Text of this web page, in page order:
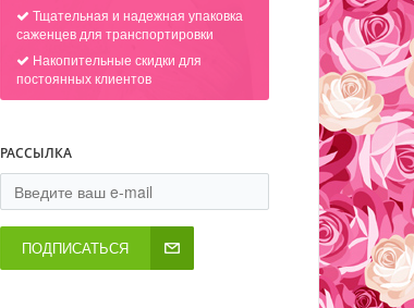
Тщательная и надежная упаковка
саженцев для транспортировки
Накопительные скидки для
постоянных клиентов
РАССЫЛКА
ПОДПИСАТЬСЯ